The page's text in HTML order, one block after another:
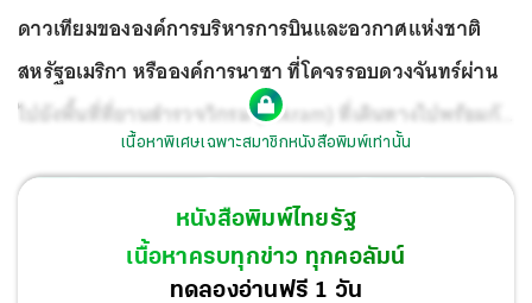
ดาวเทียมขององค์การบริหารการบินและอวกาศแห่งชาติ
สหรัฐอเมริกา หรือองค์การนาซา ที่โคจรรอบดวงจันทร์ผ่าน
ไปยังพื้นที่ที่ยานสำรวจวิกรม (Vikram) ที่เดินทางไปพร้อมกับ
ยานอวกาศจันทรายาน-2 (Chandrayaan-2) ขององค์การ
วิจัยอวกาศแห่งอินเดีย โดยยานวิกรมน่าจะแตะพื้นดวง
จันทร์เมื่อ 7 ก.ย.ที่ผ่านมา แต่การสื่อสารขาดหาย.
เนื้อหาพิเศษเฉพาะสมาชิกหนังสือพิมพ์เท่านั้น
หนังสือพิมพ์ไทยรัฐ
เนื้อหาครบทุกข่าว ทุกคอลัมน์
ทดลองอ่านฟรี 1 วัน